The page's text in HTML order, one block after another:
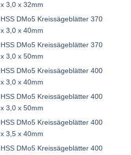
x 3,0 x 32mm
HSS DMo5 Kreissägeblätter 370
x 3,0 x 40mm
HSS DMo5 Kreissägeblätter 370
x 3,0 x 50mm
HSS DMo5 Kreissägeblätter 400
x 3,0 x 40mm
HSS DMo5 Kreissägeblätter 400
x 3,0 x 50mm
HSS DMo5 Kreissägeblätter 400
x 3,5 x 40mm
HSS DMo5 Kreissägeblätter 400